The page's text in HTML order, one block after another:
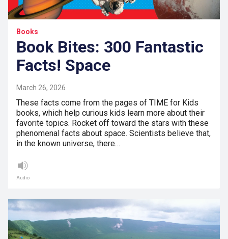
Books
Book Bites: 300 Fantastic
Facts! Space
March 26, 2026
These facts come from the pages of TIME for Kids
books, which help curious kids learn more about their
favorite topics. Rocket off toward the stars with these
phenomenal facts about space. Scientists believe that,
in the known universe, there…
Audio